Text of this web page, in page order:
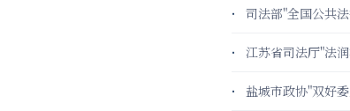
司法部"全国公共
江苏省司法厅"法
盐城市政协"双好